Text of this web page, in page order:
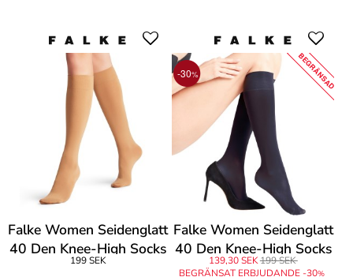
Falke Women Seidenglatt
40 Den Knee-High Socks
199 SEK
-30% BEGRÄNSAD
Falke Women Seidenglatt
40 Den Knee-High Socks
139,30 SEK199 SEK
BEGRÄNSAT ERBJUDANDE -30%